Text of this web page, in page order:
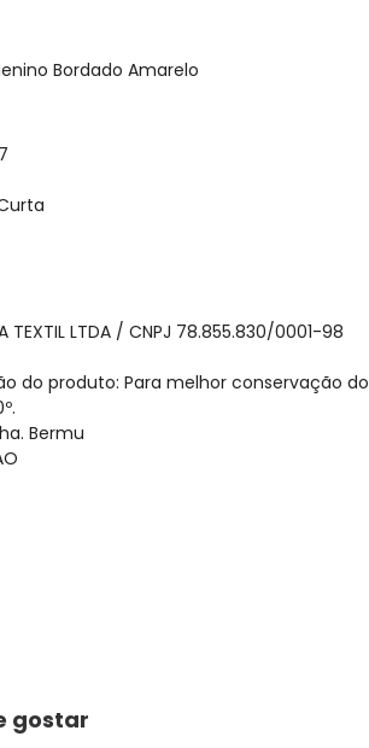
Bordado Amarelo
TEXTIL LTDA / CNPJ 78.855.830/0001-98
do produto: Para melhor conservação
Bermu
gostar